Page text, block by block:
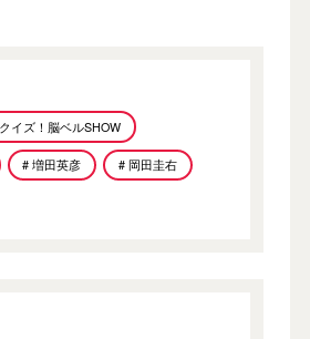
イズ！脳ベルSHOW
# 増田英彦 # 岡田圭右